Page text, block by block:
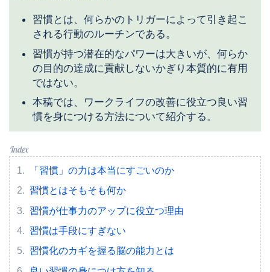
習慣とは、何らかのトリガーによって引き起こ
される行動のルーチンである。
習慣が持つ潜在的なパワーは大きいが、何らか
の目的の達成に貢献しないかぎり本質的に有用
ではない。
本稿では、ワークライフの改善に役立つ良い習
慣を身につける方法について紹介する。
「習慣」の力は本当にすごいのか
習慣とはそもそも何か
習慣が仕事力のアップに役立つ理由
習慣は手段にすぎない
習慣化のカギを握る脳の能力とは